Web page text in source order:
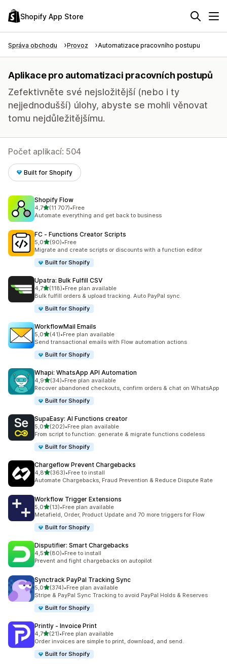
Shopify App Store
Správa obchodu Provoz Automatizace pracovního postupu
Aplikace pro automatizaci pracovních postupů
Zefektivněte své nejsložitější (nebo i ty
nejjednodušší) úlohy, abyste se mohli věnovat
tomu nejdůležitějšímu.
Počet aplikací: 504
Built for Shopify
Shopify Flow
4,7z 5 hvězd
(11 707)
Celkový počet recenzí: 11707
•Free
Automate everything and get back to business
FC ‑ Functions Creator Scripts
5,0z 5 hvězd
(90)
Celkový počet recenzí: 90
•Free
Migrate and create scripts or discounts with a function editor
Built for Shopify
Upatra: Bulk Fulfill CSV
4,7z 5 hvězd
(118)
Celkový počet recenzí: 118
•Free plan available
Bulk fulfill orders & upload tracking. Auto PayPal sync.
Built for Shopify
WorkflowMail Emails
5,0z 5 hvězd
(41)
Celkový počet recenzí: 41
•Free plan available
Send transactional emails with Flow automation actions
Built for Shopify
Whapi: WhatsApp API Automation
4,9z 5 hvězd
(34)
Celkový počet recenzí: 34
•Free plan available
Recover abandoned checkouts, confirm orders & chat on WhatsApp
Built for Shopify
SupaEasy: AI Functions creator
5,0z 5 hvězd
(202)
Celkový počet recenzí: 202
•Free plan available
From script to function: generate & migrate functions codeless
Built for Shopify
Chargeflow Prevent Chargebacks
4,8z 5 hvězd
(363)
Celkový počet recenzí: 363
•Free to install
Automate Chargebacks, Fraud Prevention & Reduce Dispute Rate
Workflow Trigger Extensions
5,0z 5 hvězd
(13)
Celkový počet recenzí: 13
•Free plan available
Metafield, Order, Product Update and 70 more triggers for Flow
Built for Shopify
Disputifier: Smart Chargebacks
4,5z 5 hvězd
(80)
Celkový počet recenzí: 80
•Free to install
Prevent and fight chargebacks on autopilot
Synctrack PayPal Tracking Sync
5,0z 5 hvězd
(374)
Celkový počet recenzí: 374
•Free plan available
Stripe & PayPal Sync Tracking to avoid PayPal Holds & Reserves
Built for Shopify
Printly ‑ Invoice Print
4,7z 5 hvězd
(21)
Celkový počet recenzí: 21
•Free plan available
Order invoices are simple to print, download, and send.
Built for Shopify